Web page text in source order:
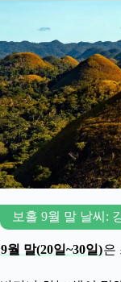
보홀 9월 말 날씨:
9월 말(20일~30일)은